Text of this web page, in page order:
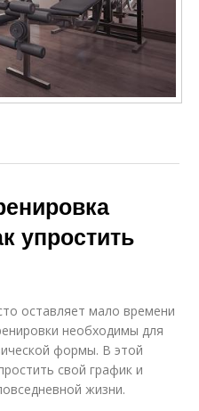
упростить
оставляет мало времени
необходимы для
формы. В этой
свой график и
жизни.